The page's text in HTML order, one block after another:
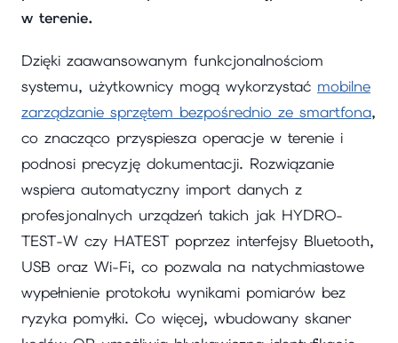
w terenie.
Dzięki zaawansowanym funkcjonalnościom
systemu, użytkownicy mogą wykorzystać mobilne
zarządzanie sprzętem bezpośrednio ze smartfona,
co znacząco przyspiesza operacje w terenie i
podnosi precyzję dokumentacji. Rozwiązanie
wspiera automatyczny import danych z
profesjonalnych urządzeń takich jak HYDRO-
TEST-W czy HATEST poprzez interfejsy Bluetooth,
USB oraz Wi-Fi, co pozwala na natychmiastowe
wypełnienie protokołu wynikami pomiarów bez
ryzyka pomyłki. Co więcej, wbudowany skaner